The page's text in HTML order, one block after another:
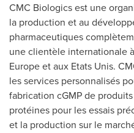
CMC Biologics est une
la production et au
pharmaceutiques
une clientèle internationale
Europeet aux Etats Unis.
les services personnalisés
fabrication cGMP de
protéines pour les essais
et la production sur le